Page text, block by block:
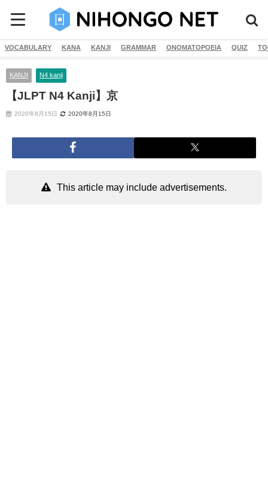
VOCABULARY KANA KANJI GRAMMAR ONOMATOPOEIA QUIZ
KANJI N4 kanji
【JLPT N4 Kanji】京
2020年8月15日 2020年8月15日
This article may include advertisements.